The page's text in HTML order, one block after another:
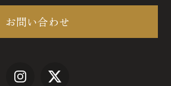
お問い合わせ